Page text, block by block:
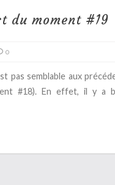
du moment #19
0
pas semblable aux
#18). En effet, il y a